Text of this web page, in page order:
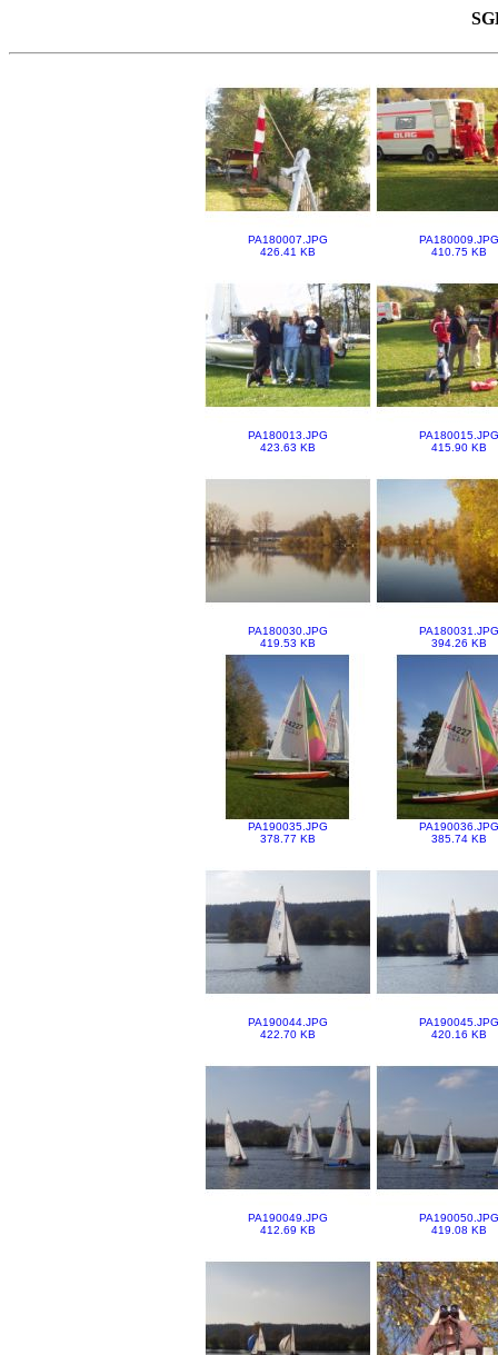
PA180007.JPG
426.41 KB
PA180009.JPG
410.75 KB
PA180013.JPG
423.63 KB
PA180015.JPG
415.90 KB
PA180030.JPG
419.53 KB
PA180031.JPG
394.26 KB
PA190035.JPG
378.77 KB
PA190036.JPG
385.74 KB
PA190044.JPG
422.70 KB
PA190045.JPG
420.16 KB
PA190049.JPG
412.69 KB
PA190050.JPG
419.08 KB